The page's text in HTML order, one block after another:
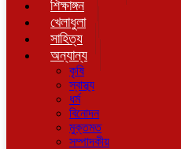
শিক্ষাঙ্গন
খেলাধুলা
সাহিত্য
অন্যান্য
কৃষি
স্বাস্থ্য
ধর্ম
বিনোদন
মুক্তমত
সম্পাদকীয়